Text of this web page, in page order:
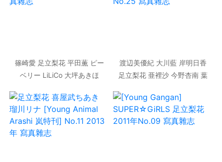
篠崎愛 足立梨花 平田薫 ピー
ベリー LiLiCo 大坪あきほ
年No.10 寫真雜志
渡辺美優紀 大川藍 岸明日香
足立梨花 亜裡沙 今野杏南 葉
Playboy] 2013年No.25 寫真
雜志